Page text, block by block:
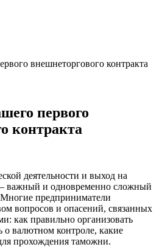
внешнеторгового контракта
первого
контракта
деятельности и выход на
и одновременно сложный
Многие предприниматели
вопросов и опасений, связанных
как правильно организовать
о валютном контроле, какие
прохождения таможни.